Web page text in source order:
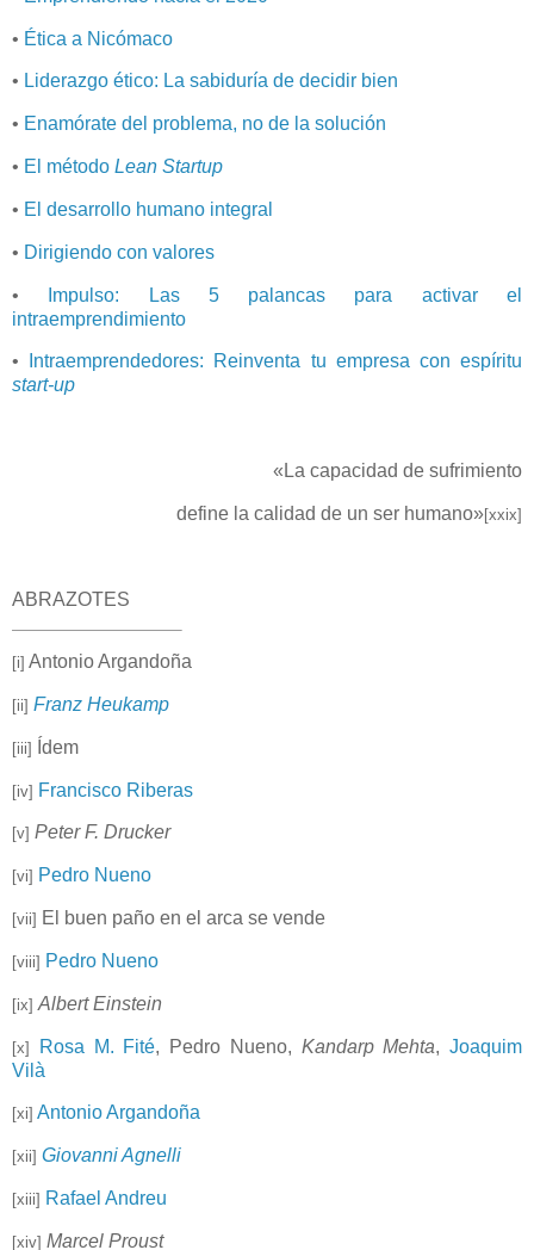
• Ética a Nicómaco
• Liderazgo ético: La sabiduría de decidir bien
• Enamórate del problema, no de la solución
• El método Lean Startup
• El desarrollo humano integral
• Dirigiendo con valores
•
Impulso: Las 5 palancas para activar el
intraemprendimiento
•
Intraemprendedores: Reinventa tu empresa con espíritu
start-up
«La capacidad de sufrimiento
define la calidad de un ser humano»[xxix]
ABRAZOTES
[i] Antonio Argandoña
[ii] Franz Heukamp
[iii] Ídem
[iv] Francisco Riberas
[v] Peter F. Drucker
[vi] Pedro Nueno
[vii] El buen paño en el arca se vende
[viii] Pedro Nueno
[ix] Albert Einstein
[x] Rosa M. Fité, Pedro Nueno, Kandarp Mehta, Joaquim
Vilà
[xi] Antonio Argandoña
[xii] Giovanni Agnelli
[xiii] Rafael Andreu
[xiv] Marcel Proust